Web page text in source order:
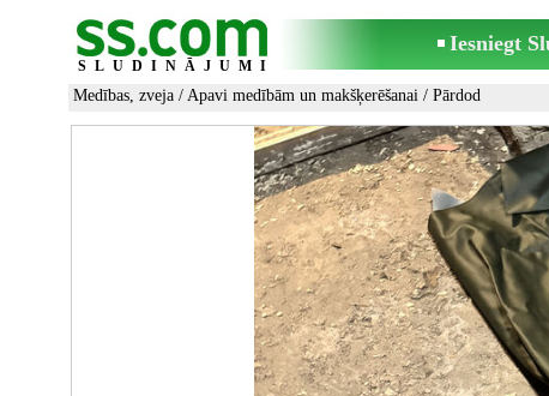
SLUDINĀJUMI
Iesniegt
Medības, zveja / Apavi medībām un makšķerēšanai / Pārdod